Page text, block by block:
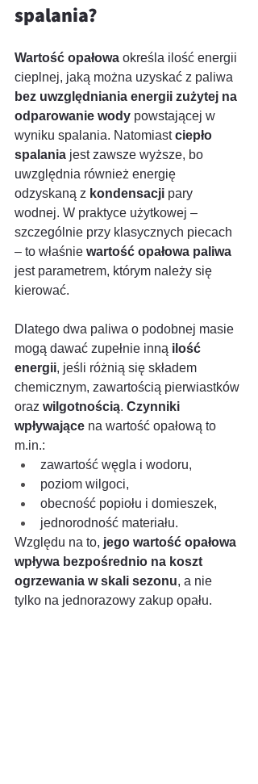
spalania?
Wartość opałowa określa ilość energii
cieplnej, jaką można uzyskać z paliwa
bez uwzględniania energii zużytej na
odparowanie wody powstającej w
wyniku spalania. Natomiast ciepło
spalania jest zawsze wyższe, bo
uwzględnia również energię
odzyskaną z kondensacji pary
wodnej. W praktyce użytkowej –
szczególnie przy klasycznych piecach
– to właśnie wartość opałowa paliwa
jest parametrem, którym należy się
kierować.
Dlatego dwa paliwa o podobnej masie
mogą dawać zupełnie inną ilość
energii, jeśli różnią się składem
chemicznym, zawartością pierwiastków
oraz wilgotnością. Czynniki
wpływające na wartość opałową to
m.in.:
zawartość węgla i wodoru,
poziom wilgoci,
obecność popiołu i domieszek,
jednorodność materiału.
Względu na to, jego wartość opałowa
wpływa bezpośrednio na koszt
ogrzewania w skali sezonu, a nie
tylko na jednorazowy zakup opału.